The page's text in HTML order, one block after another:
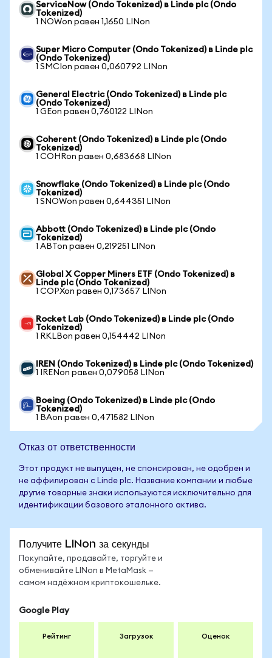
ServiceNow (Ondo Tokenized) в Linde plc (Ondo
Tokenized)
1 NOWon равен 1,1650 LINon
Super Micro Computer (Ondo Tokenized) в Linde plc
(Ondo Tokenized)
1 SMCIon равен 0,060792 LINon
General Electric (Ondo Tokenized) в Linde plc
(Ondo Tokenized)
1 GEon равен 0,760122 LINon
Coherent (Ondo Tokenized) в Linde plc (Ondo
Tokenized)
1 COHRon равен 0,683668 LINon
Snowflake (Ondo Tokenized) в Linde plc (Ondo
Tokenized)
1 SNOWon равен 0,644351 LINon
Abbott (Ondo Tokenized) в Linde plc (Ondo
Tokenized)
1 ABTon равен 0,219251 LINon
Global X Copper Miners ETF (Ondo Tokenized) в
Linde plc (Ondo Tokenized)
1 COPXon равен 0,173657 LINon
Rocket Lab (Ondo Tokenized) в Linde plc (Ondo
Tokenized)
1 RKLBon равен 0,154442 LINon
IREN (Ondo Tokenized) в Linde plc (Ondo Tokenized)
1 IRENon равен 0,079058 LINon
Boeing (Ondo Tokenized) в Linde plc (Ondo
Tokenized)
1 BAon равен 0,471582 LINon
Отказ от ответственности
Этот продукт не выпущен, не спонсирован, не одобрен и
не аффилирован с Linde plc. Название компании и любые
другие товарные знаки используются исключительно для
идентификации базового эталонного актива.
Получите LINon за секунды
Покупайте, продавайте, торгуйте и
обменивайте LINon в MetaMask —
самом надёжном криптокошельке.
Google Play
Рейтинг Загрузок Оценок